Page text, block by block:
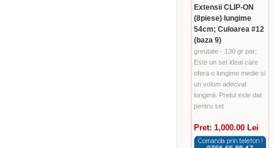
Extensii CLIP-ON
(8piese) lungime
54cm; Culoarea #12
(baza 9)
greutate - 130 gr par;
Este un set ideal care
ofera o lungime medie si
un volum adecvat
lungimii. Pretul este dat
pentru set
Pret: 1,000.00 Lei